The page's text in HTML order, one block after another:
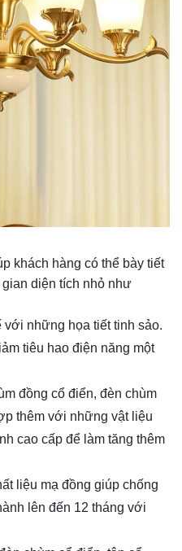
khách hàng có thể bày tiết
diện tích nhỏ như
những họa tiết tinh sảo.
tiêu hao điện năng một
đồng cổ điển, đèn chùm
thêm với những vật liệu
cao cấp để làm tăng thêm
liệu mạ đồng giúp chống
lên đến 12 tháng với